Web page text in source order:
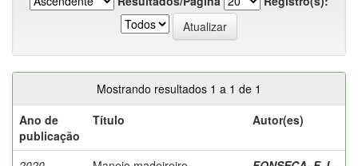
Mostrando resultados 1 a 1 de 1
Ano de
publicação
Título Autor(es)